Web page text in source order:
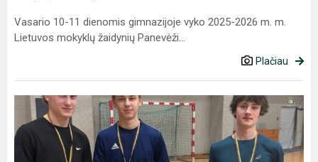
Vasario 10-11 dienomis gimnazijoje vyko 2025-2026 m. m.
Lietuvos mokyklų žaidynių Panevėži...
Plačiau
Iš
Utenos
su